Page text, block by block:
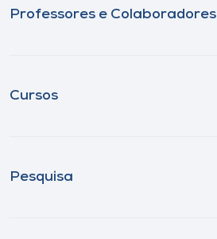
Professores e Colaboradores
Cursos
Pesquisa